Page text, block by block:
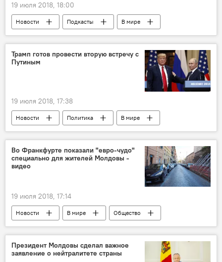
НАТО
ОГРВ
19 июля 2018, 18:00
Новости Подкасты
В мире
Сказано в эфире
Павел Салин
заявления
популизм
Дональд Трамп
Трамп готов провести вторую встречу с
Путиным
19 июля 2018, 17:38
Новости Политика
В мире
Россия
США
Хельсинки
Владимир Путин
Дональд Трамп
решение
обсуждение
Во Франкфурте показали "евро-чудо"
специально для жителей Молдовы -
видео
19 июля 2018, 17:14
Новости В мире
Общество
Германия
Франкфурт-на-Майне
дороги
парковки
пешеходы
тротуары
Видео
Президент Молдовы сделал важное
заявление о нейтралитете страны